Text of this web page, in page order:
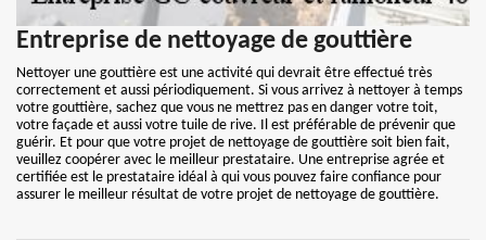
Entreprise de nettoyage de gouttière
Nettoyer une gouttière est une activité qui devrait être effectué très
correctement et aussi périodiquement. Si vous arrivez à nettoyer à temps
votre gouttière, sachez que vous ne mettrez pas en danger votre toit,
votre façade et aussi votre tuile de rive. Il est préférable de prévenir que
guérir. Et pour que votre projet de nettoyage de gouttière soit bien fait,
veuillez coopérer avec le meilleur prestataire. Une entreprise agrée et
certifiée est le prestataire idéal à qui vous pouvez faire confiance pour
assurer le meilleur résultat de votre projet de nettoyage de gouttière.